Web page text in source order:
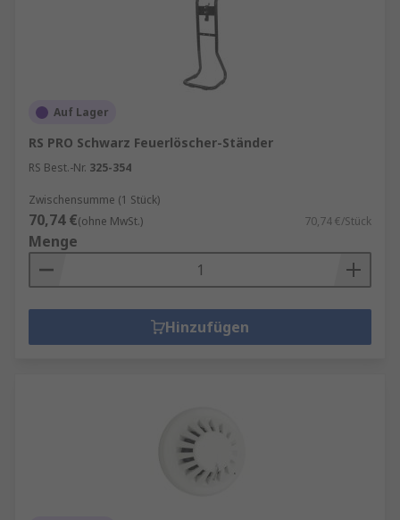
Auf Lager
RS PRO Schwarz Feuerlöscher-Ständer
RS Best.-Nr. 325-354
Zwischensumme (1 Stück)
70,74 €(ohne MwSt.) 70,74 €/Stück
Menge
Hinzufügen